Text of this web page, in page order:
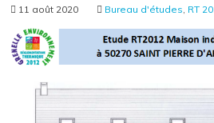
11 août 2020 Bureau d'études RT